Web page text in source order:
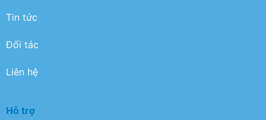
Tin tức
Đối tác
Liên hệ
Hỗ trợ